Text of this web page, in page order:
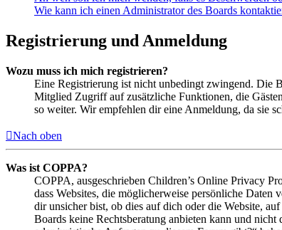
Wie kann ich einen Administrator des Boards
Registrierung und Anmeldung
Wozu muss ich mich registrieren?
Eine Registrierung ist nicht unbedingt zwingend. Die
Mitglied Zugriff auf zusätzliche Funktionen, die
so weiter. Wir empfehlen dir eine Anmeldung, da sie
Nach oben
Was ist COPPA?
COPPA, ausgeschrieben Children’s Online Privacy
dass Websites, die möglicherweise persönliche Daten
dir unsicher bist, ob dies auf dich oder die Website,
Boards keine Rechtsberatung anbieten kann und